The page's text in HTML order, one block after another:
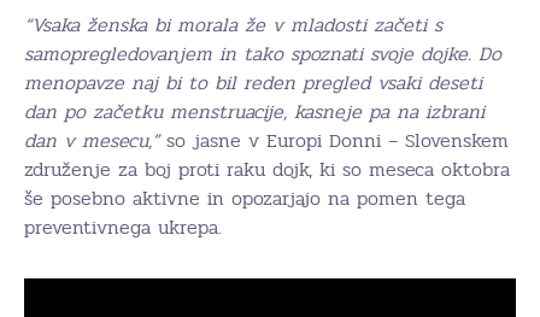
“Vsaka ženska bi morala že v mladosti začeti s
samopregledovanjem in tako spoznati svoje dojke. Do
menopavze naj bi to bil reden pregled vsaki deseti
dan po začetku menstruacije, kasneje pa na izbrani
dan v mesecu,”so jasne v Europi Donni – Slovenskem
združenje za boj proti raku dojk, ki so meseca oktobra
še posebno aktivne in opozarjajo na pomen tega
preventivnega ukrepa.